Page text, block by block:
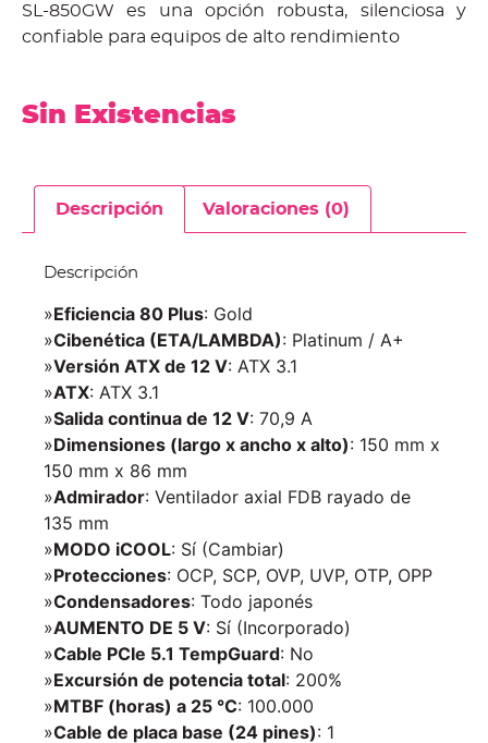
SL-850GW es una opción robusta, silenciosa y
confiable para equipos de alto rendimiento
Sin Existencias
Descripción Valoraciones (0)
Descripción
»Eficiencia 80 Plus: Gold
»Cibenética (ETA/LAMBDA): Platinum / A+
»Versión ATX de 12 V: ATX 3.1
»ATX: ATX 3.1
»Salida continua de 12 V: 70,9 A
»Dimensiones (largo x ancho x alto): 150 mm x
150 mm x 86 mm
»Admirador: Ventilador axial FDB rayado de
135 mm
»MODO iCOOL: Sí (Cambiar)
»Protecciones: OCP, SCP, OVP, UVP, OTP, OPP
»Condensadores: Todo japonés
»AUMENTO DE 5 V: Sí (Incorporado)
»Cable PCIe 5.1 TempGuard: No
»Excursión de potencia total: 200%
»MTBF (horas) a 25 °C: 100.000
»Cable de placa base (24 pines): 1